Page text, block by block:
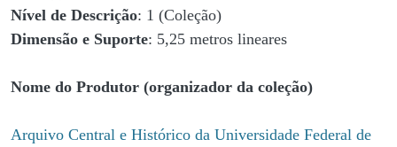
Nível de Descrição: 1 (Coleção)
Dimensão e Suporte: 5,25 metros lineares
Nome do Produtor (organizador da coleção)
Arquivo Central e Histórico da Universidade Federal de